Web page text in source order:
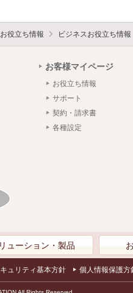
お役立ち情報 ビジネスお役立ち情報
お客様マイページ
お役立ち情報
サポート
契約・請求書
各種設定
ューション・製品
ュリティ基本方針 個人情報保護方